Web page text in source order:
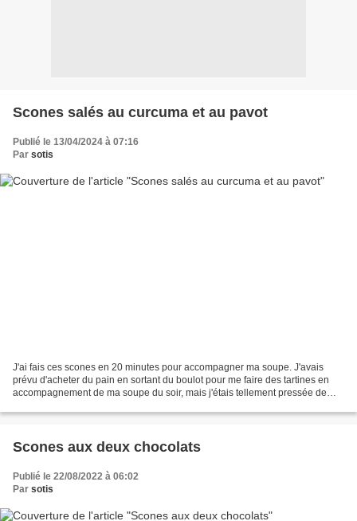
Scones salés au curcuma et au pavot
Publié le 13/04/2024 à 07:16
Par sotis
J'ai fais ces scones en 20 minutes pour accompagner ma soupe. J'avais
prévu d'acheter du pain en sortant du boulot pour me faire des tartines en
accompagnement de ma soupe du soir, mais j'étais tellement pressée de
Scones aux deux chocolats
Publié le 22/08/2022 à 06:02
Par sotis